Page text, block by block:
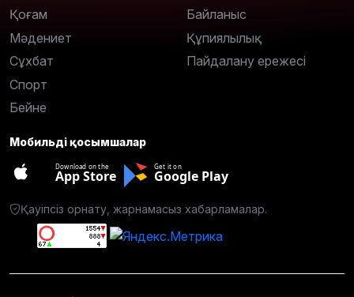
Қоғам
Мәдениет
Сұхбат
Спорт
Бейне
Байланыс
Құпиялылық
Пайдалану ережесі
Мобильді қосымшалар
Download on the
App Store
Get it on
Google Play
Қауіпсіз орнату, жарнамасыз хабарламалар.